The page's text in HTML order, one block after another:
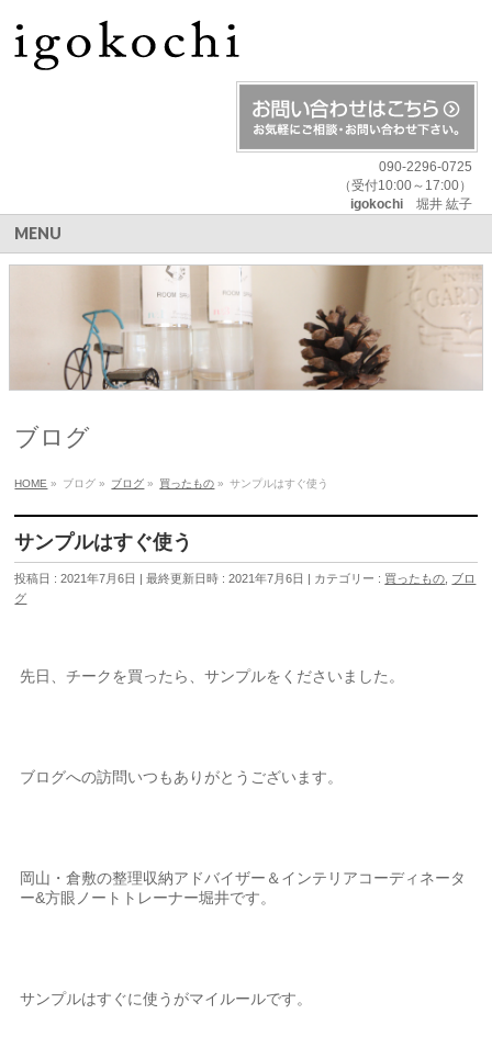
090-2296-0725
（受付10:00～17:00）
igokochi堀井 紘子
MENU
ブログ
HOME » ブログ » ブログ » 買ったもの » サンプルはすぐ使う
サンプルはすぐ使う
投稿日 : 2021年7月6日 最終更新日時 : 2021年7月6日 カテゴリー : 買ったもの ブロ
グ
先日、チークを買ったら、サンプルをくださいました。
ブログへの訪問いつもありがとうございます。
岡山・倉敷の整理収納アドバイザー＆インテリアコーディネータ
ー&方眼ノートトレーナー堀井です。
サンプルはすぐに使うがマイルールです。